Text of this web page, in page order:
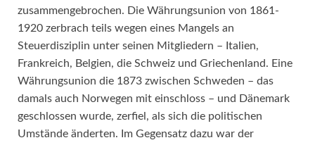
zusammengebrochen. Die Währungsunion von 1861-
1920 zerbrach teils wegen eines Mangels an
Steuerdisziplin unter seinen Mitgliedern – Italien,
Frankreich, Belgien, die Schweiz und Griechenland. Eine
Währungsunion die 1873 zwischen Schweden – das
damals auch Norwegen mit einschloss – und Dänemark
geschlossen wurde, zerfiel, als sich die politischen
Umstände änderten. Im Gegensatz dazu war der